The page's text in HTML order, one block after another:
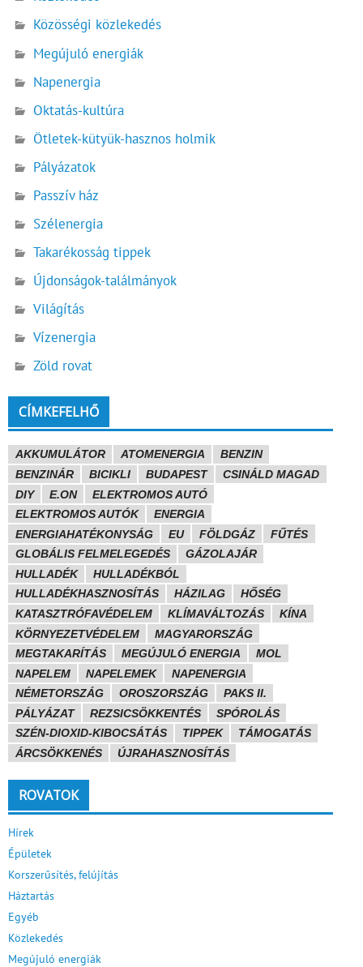
Közösségi közlekedés
Megújuló energiák
Napenergia
Oktatás-kultúra
Ötletek-kütyük-hasznos holmik
Pályázatok
Passzív ház
Szélenergia
Takarékosság tippek
Újdonságok-találmányok
Világítás
Vízenergia
Zöld rovat
CÍMKEFELHŐ
AKKUMULÁTOR ATOMENERGIA
BENZIN
BENZINÁR
BICIKLI BUDAPEST
CSINÁLD MAGAD
DIY
E.ON
ELEKTROMOS AUTÓ
ELEKTROMOS AUTÓK
ENERGIA
ENERGIAHATÉKONYSÁG
EU FÖLDGÁZ
FŰTÉS
GLOBÁLIS FELMELEGEDÉS
GÁZOLAJÁR
HULLADÉK
HULLADÉKBÓL
HULLADÉKHASZNOSÍTÁS
HÁZILAG
HŐSÉG
KATASZTRÓFAVÉDELEM
KLÍMAVÁLTOZÁS
KÍNA
KÖRNYEZETVÉDELEM
MAGYARORSZÁG
MEGTAKARÍTÁS
MEGÚJULÓ ENERGIA
MOL
NAPELEM
NAPELEMEK
NAPENERGIA
NÉMETORSZÁG
OROSZORSZÁG
PAKS II.
PÁLYÁZAT
REZSICSÖKKENTÉS
SPÓROLÁS
SZÉN-DIOXID-KIBOCSÁTÁS
TIPPEK
TÁMOGATÁS
ÁRCSÖKKENÉS
ÚJRAHASZNOSÍTÁS
ROVATOK
Hírek
Épületek
Korszerűsítés, felújítás
Háztartás
Egyéb
Közlekedés
Megújuló energiák